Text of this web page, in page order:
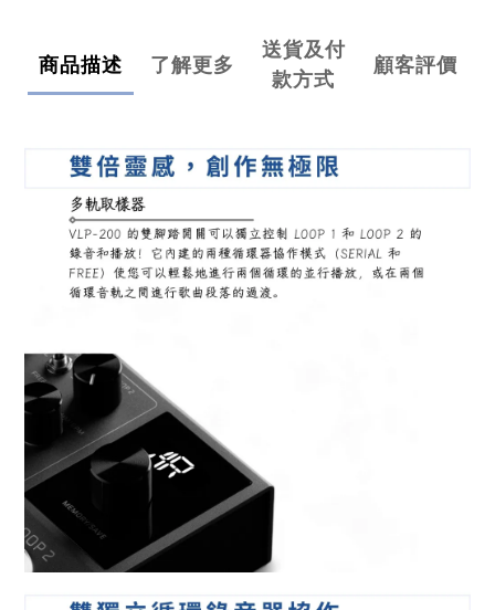
商品描述 了解更多
送貨及付
款方式
顧客評價